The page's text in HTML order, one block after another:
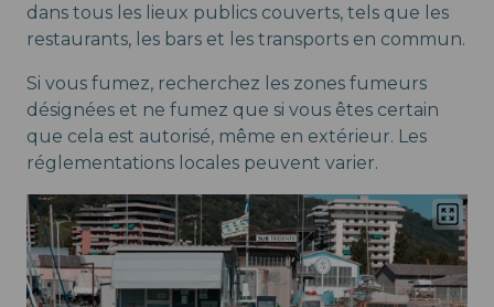
dans tous les lieux publics couverts, tels que les
restaurants, les bars et les transports en commun.
Si vous fumez, recherchez les zones fumeurs
désignées et ne fumez que si vous êtes certain
que cela est autorisé, même en extérieur. Les
réglementations locales peuvent varier.